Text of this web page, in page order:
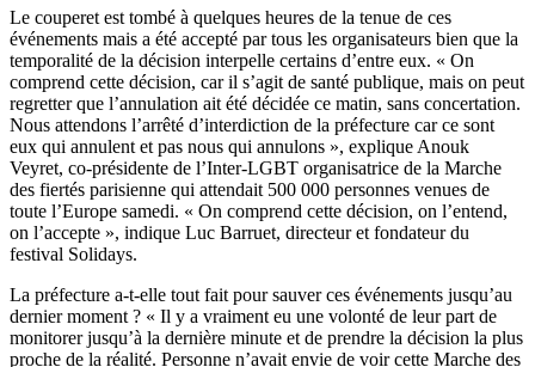
Le couperet est tombé à quelques heures de la tenue de ces
événements mais a été accepté par tous les organisateurs bien que la
temporalité de la décision interpelle certains d’entre eux. « On
comprend cette décision, car il s’agit de santé publique, mais on peut
regretter que l’annulation ait été décidée ce matin, sans concertation.
Nous attendons l’arrêté d’interdiction de la préfecture car ce sont
eux qui annulent et pas nous qui annulons », explique Anouk
Veyret, co-présidente de l’Inter-LGBT organisatrice de la Marche
des fiertés parisienne qui attendait 500 000 personnes venues de
toute l’Europe samedi. « On comprend cette décision, on l’entend,
on l’accepte », indique Luc Barruet, directeur et fondateur du
festival Solidays.
La préfecture a-t-elle tout fait pour sauver ces événements jusqu’au
dernier moment ? « Il y a vraiment eu une volonté de leur part de
monitorer jusqu’à la dernière minute et de prendre la décision la plus
proche de la réalité. Personne n’avait envie de voir cette Marche des